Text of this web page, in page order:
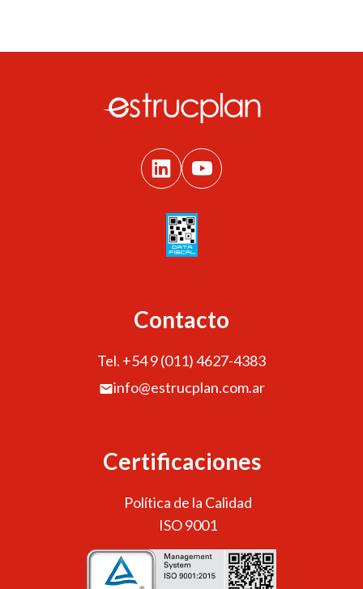
Contacto
Tel. +54 9 (011) 4627-4383
info@estrucplan.com.ar
Certificaciones
Política de la Calidad
ISO 9001